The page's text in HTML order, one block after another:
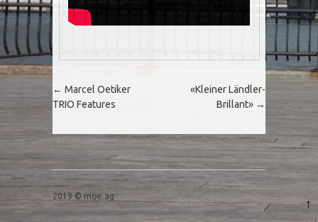
Post navigation
← Marcel Oetiker
TRIO Features
«Kleiner Ländler-
Brillant» →
2019 © moe.ag ↑